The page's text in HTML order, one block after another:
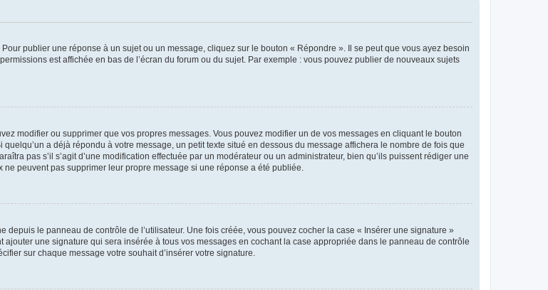
publier une réponse à un sujet ou un message, cliquez sur le bouton « Répondre ». Il se peut que vous ayez besoin
est affichée en bas de l’écran du forum ou du sujet. Par exemple : vous pouvez publier de nouveaux sujets
modifier ou supprimer que vos propres messages. Vous pouvez modifier un de vos messages en cliquant le bouton
a déjà répondu à votre message, un petit texte situé en dessous du message affichera le nombre de fois que
pas s’il s’agit d’une modification effectuée par un modérateur ou un administrateur, bien qu’ils puissent rédiger une
peuvent pas supprimer leur propre message si une réponse a été publiée.
le panneau de contrôle de l’utilisateur. Une fois créée, vous pouvez cocher la case « Insérer une signature »
une signature qui sera insérée à tous vos messages en cochant la case appropriée dans le panneau de contrôle
sur chaque message votre souhait d’insérer votre signature.